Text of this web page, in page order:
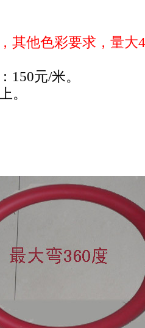
其他色彩要求，量大
150元/米。
。